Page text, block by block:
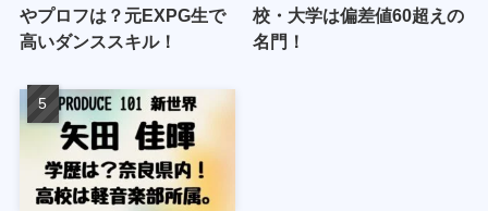
やプロフは？元EXPG生で
高いダンススキル！
校・大学は偏差値60超えの
名門！